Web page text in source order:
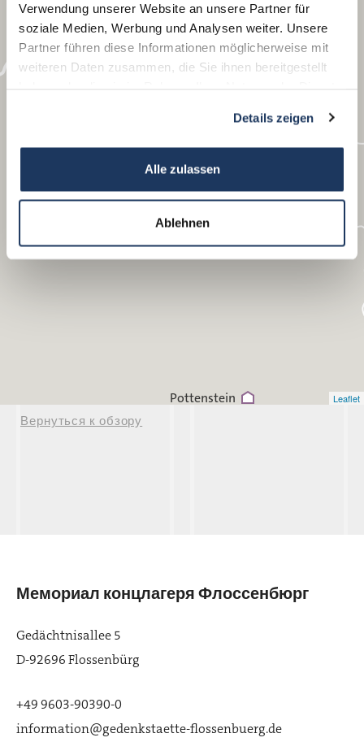
Verwendung unserer Website an unsere Partner für
soziale Medien, Werbung und Analysen weiter. Unsere
Partner führen diese Informationen möglicherweise mit
weiteren Daten zusammen, die Sie ihnen bereitgestellt
Details zeigen
Alle zulassen
Ablehnen
Nürnberg (SS-Kaserne)
Pottenstein Leaflet
Вернуться к обзору
Мемориал концлагеря Флоссенбюрг
Gedächtnisallee 5
D-92696 Flossenbürg
+49 9603-90390-0
information@gedenkstaette-flossenbuerg.de